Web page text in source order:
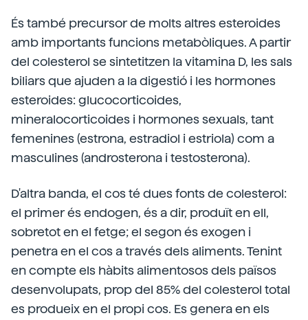
És també precursor de molts altres esteroides
amb importants funcions metabòliques. A partir
del colesterol se sintetitzen la vitamina D, les sals
biliars que ajuden a la digestió i les hormones
esteroides: glucocorticoides,
mineralocorticoides i hormones sexuals, tant
femenines (estrona, estradiol i estriola) com a
masculines (androsterona i testosterona).
D'altra banda, el cos té dues fonts de colesterol:
el primer és endogen, és a dir, produït en ell,
sobretot en el fetge; el segon és exogen i
penetra en el cos a través dels aliments. Tenint
en compte els hàbits alimentosos dels països
desenvolupats, prop del 85% del colesterol total
es produeix en el propi cos. Es genera en els